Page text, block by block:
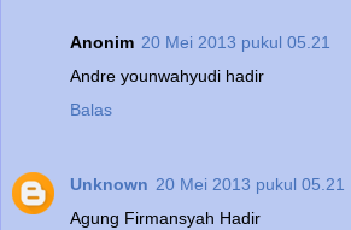
Anonim 20 Mei 2013 pukul 05.21
Andre younwahyudi hadir
Balas
Unknown 20 Mei 2013 pukul 05.21
Agung Firmansyah Hadir